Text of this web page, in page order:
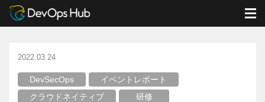
DevOps Hub ブログ
DevSecOps
「クラウドネイティブ道場 全体像から理解するクラウドネイティブ基礎」研修レポート
2022.03.24
DevSecOps
イベントレポート
クラウドネイティブ
研修